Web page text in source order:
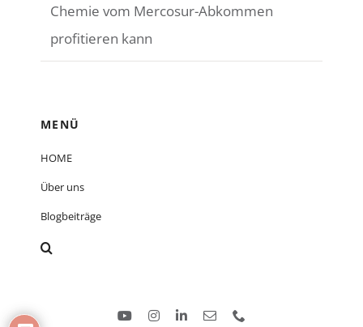
Chemie vom Mercosur-Abkommen
profitieren kann
MENÜ
HOME
Über uns
Blogbeiträge